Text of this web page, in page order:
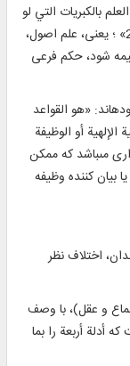
بالكبريات التي لو
انضمّت إليها صغرياتها، يستنتج منها حكم فرعي كلي2» ؛ يعنى، علم اصول،
شود، حكم فرعى
«هو القواعد
الإلهية أو الوظيفة
مى‏باشد كه ممكن
بيان كننده وظيفه
اختلاف نظر
و عقل)، با وصف
أدلة أربعة را بما